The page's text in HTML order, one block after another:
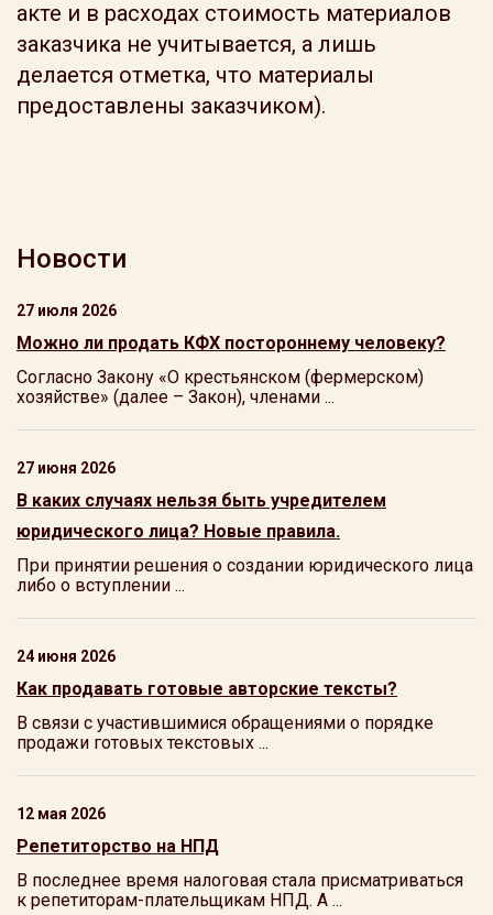
акте и в расходах стоимость материалов
заказчика не учитывается, а лишь
делается отметка, что материалы
предоставлены заказчиком).
Новости
27 июля 2026
Можно ли продать КФХ постороннему человеку?
Согласно Закону «О крестьянском (фермерском)
хозяйстве» (далее – Закон), членами ...
27 июня 2026
В каких случаях нельзя быть учредителем
юридического лица? Новые правила.
При принятии решения о создании юридического лица
либо о вступлении ...
24 июня 2026
Как продавать готовые авторские тексты?
В связи с участившимися обращениями о порядке
продажи готовых текстовых ...
12 мая 2026
Репетиторство на НПД
В последнее время налоговая стала присматриваться
к репетиторам-плательщикам НПД. А ...